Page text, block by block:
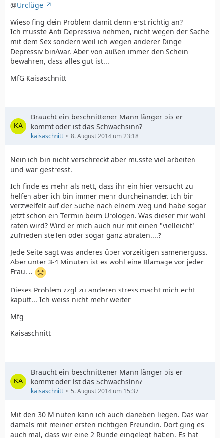
@Urolüge
Wieso fing dein Problem damit denn erst richtig an?
Ich musste Anti Depressiva nehmen, nicht wegen der Sache
mit dem Sex sondern weil ich wegen anderer Dinge
Depressiv bin/war. Aber von außen immer den Schein
bewahren, dass alles gut ist....
MfG Kaisaschnitt
Braucht ein beschnittener Mann länger bis er
kommt oder ist das Schwachsinn?
kaisaschnitt 8. August 2014 um 23:18
Nein ich bin nicht verschreckt aber musste viel arbeiten
und war gestresst.
Ich finde es mehr als nett, dass ihr ein hier versucht zu
helfen aber ich bin immer mehr durcheinander. Ich bin
verzweifelt auf der Suche nach einem Weg und habe sogar
jetzt schon ein Termin beim Urologen. Was dieser mir wohl
raten wird? Wird er mich auch nur mit einen "vielleicht"
zufrieden stellen oder sogar ganz abraten....?
Jede Seite sagt was anderes über vorzeitigen samenerguss.
Aber unter 3-4 Minuten ist es wohl eine Blamage vor jeder
Frau....
Dieses Problem zzgl zu anderen stress macht mich echt
kaputt... Ich weiss nicht mehr weiter
Mfg
Kaisaschnitt
Braucht ein beschnittener Mann länger bis er
kommt oder ist das Schwachsinn?
kaisaschnitt 5. August 2014 um 15:37
Mit den 30 Minuten kann ich auch daneben liegen. Das war
damals mit meiner ersten richtigen Freundin. Dort ging es
auch mal, dass wir eine 2 Runde eingelegt haben. Es hat